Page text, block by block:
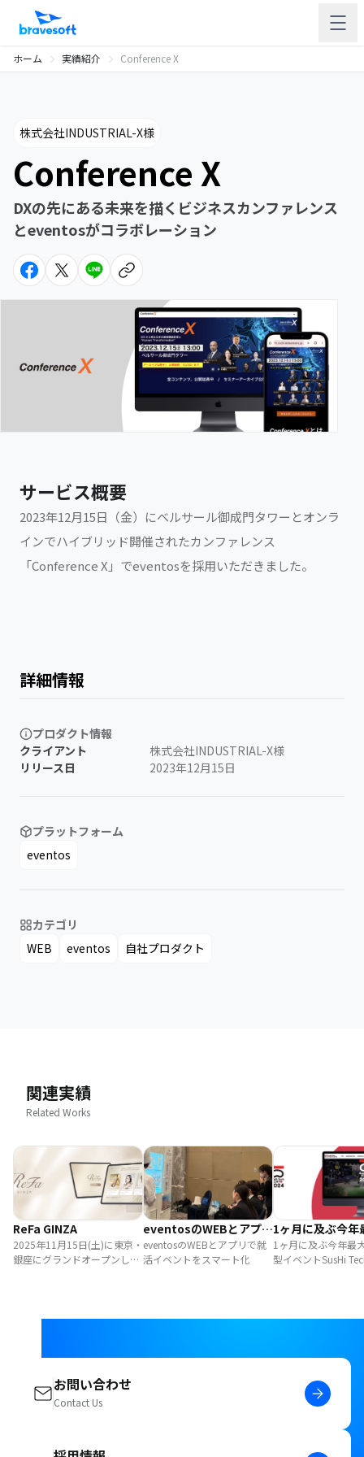
ホーム 実績紹介 Conference X
株式会社INDUSTRIAL-X様
Conference X
DXの先にある未来を描くビジネスカンファレンス
とeventosがコラボレーション
サービス概要
2023年12月15日（金）にベルサール御成門タワーとオンラ
インでハイブリッド開催されたカンファレンス
「Conference X」でeventosを採用いただきました。
詳細情報
プロダクト情報
クライアント
株式会社INDUSTRIAL-X様
リリース日
2023年12月15日
プラットフォーム
eventos
カテゴリ
WEB
eventos 自社プロダクト
関連実績
Related Works
ReFa GINZA
2025年11月15日(土)に東京・
銀座にグランドオープンし
る、カスタム受付システムに
イトの開発まで、全て
bravesoftが担当いたしまし
た。 ReFa初の試みとなるご
購入された商品に、ユーザー
eventosのWEBとアプリ
で就活イベントをスマー
ト化
eventosのWEBとアプリで就
活イベントをスマート化
1ヶ月に及ぶ今年
の大型イベント
Tech Tokyo
1ヶ月に及ぶ今年最
型イベントSusHi
お問い合わせ
Contact Us